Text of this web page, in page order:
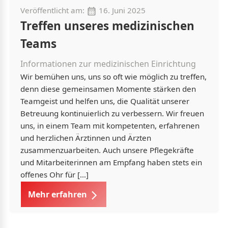
Veröffentlicht am: 16. Juni 2025
Treffen unseres medizinischen
Teams
Informationen zur medizinischen Einrichtung
Wir bemühen uns, uns so oft wie möglich zu treffen,
denn diese gemeinsamen Momente stärken den
Teamgeist und helfen uns, die Qualität unserer
Betreuung kontinuierlich zu verbessern. Wir freuen
uns, in einem Team mit kompetenten, erfahrenen
und herzlichen Ärztinnen und Ärzten
zusammenzuarbeiten. Auch unsere Pflegekräfte
und Mitarbeiterinnen am Empfang haben stets ein
offenes Ohr für […]
Mehr erfahren